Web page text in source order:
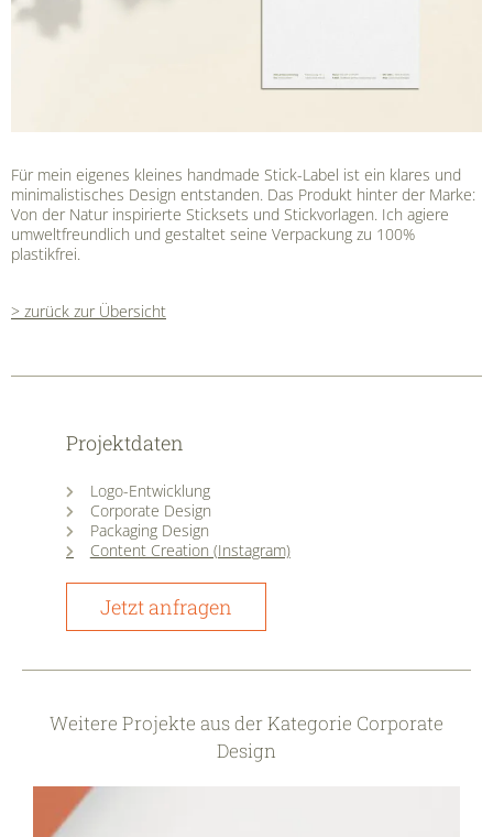
Für mein eigenes kleines handmade Stick-Label ist ein klares und
minimalistisches Design entstanden. Das Produkt hinter der Marke:
Von der Natur inspirierte Sticksets und Stickvorlagen. Ich agiere
umweltfreundlich und gestaltet seine Verpackung zu 100%
plastikfrei.
> zurück zur Übersicht
Projektdaten
Logo-Entwicklung
Corporate Design
Packaging Design
Content Creation (Instagram)
Jetzt anfragen
Weitere Projekte aus der Kategorie Corporate
Design